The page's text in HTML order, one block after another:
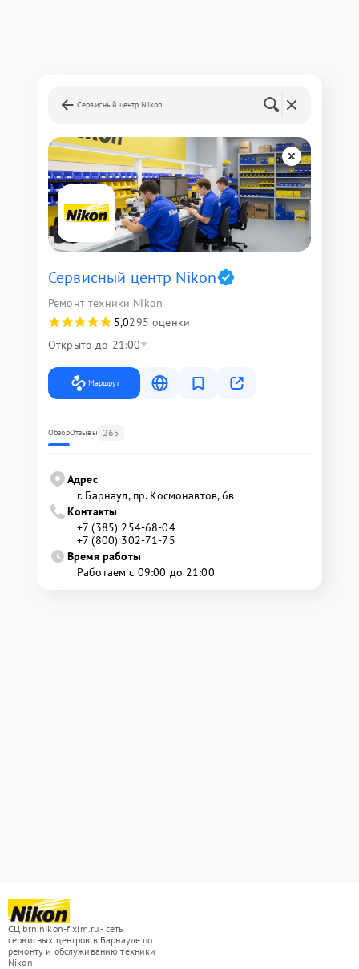
Сервисный центр Nikon
Сервисный центр Nikon
Ремонт техники Nikon
5,0295 оценки
Открыто до 21:00
Маршрут
ОбзорОтзывы 265
Адрес
г. Барнаул, ​пр. Космонавтов, 6в
Контакты
+7 (385) 254-68-04
+7 (800) 302-71-75
Время работы
Работаем с 09:00 до 21:00
СЦ brn.nikon-fixim.ru - сеть
сервисных центров в Барнауле по
ремонту и обслуживанию техники
Nikon